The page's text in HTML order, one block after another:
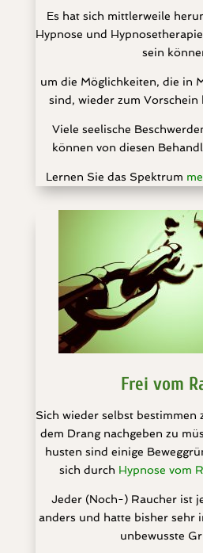
Es hat sich mittlerweile
Hypnose und
sein
um die Möglichkeiten, die in
sind, wieder zum Vorschein
Viele seelische
können von diesen
Lernen Sie das Spektrum
Frei vom
Sich wieder selbst bestimmen
dem Drang nachgeben zu
husten sind einige
sich durch Hypnose vom
Jeder (Noch-) Raucher ist
anders und hatte bisher sehr
unbewusste